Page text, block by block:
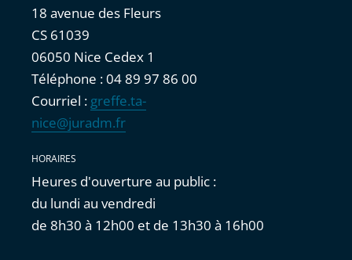
18 avenue des Fleurs
CS 61039
06050 Nice Cedex 1
Téléphone : 04 89 97 86 00
Courriel : greffe.ta-
nice@juradm.fr
HORAIRES
Heures d'ouverture au public :
du lundi au vendredi
de 8h30 à 12h00 et de 13h30 à 16h00